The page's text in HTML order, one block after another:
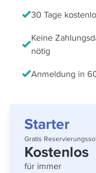
30 Tage
Keine
nötig
Anmeldung in
Starter
Gratis
Kostenlos
für immer